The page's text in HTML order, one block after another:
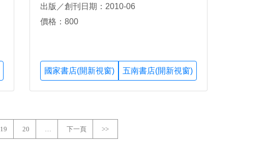
出版／創刊日期：2010-06
價格：800
國家書店(開新視窗) 五南書店(開新視窗)
19 20 下一頁 >>